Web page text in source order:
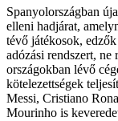
Spanyolországban
elleni hadjárat,
tévő játékosok,
adózási rendszert,
országokban lévő
kötelezettségek
Messi, Cristiano
Mourinho is